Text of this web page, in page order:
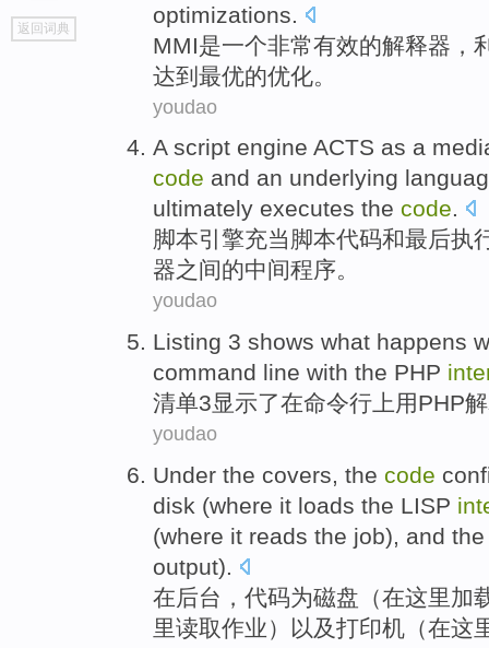
go
top
返回词典
optimizations
MMI是一个非常有效的解释器 ，
达到 最优的优化。
youdao
A script engine ACTS as a
code and an underlying
ultimately executes the code.
脚本引擎充当 脚本代码和最后执
器之间的中间程序。
youdao
Listing 3 shows what happens
command line with the PHP
清单3显示了在命令行 上用PHP
youdao
Under the covers, the code
disk (where it loads the LISP
(where it reads the job), and
output).
在后台 ， 代码为磁盘 （在这里加
里读取作业） 以及打印机 （在这